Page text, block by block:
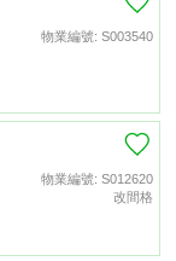
物業編號: S003540
物業編號: S012620
改間格